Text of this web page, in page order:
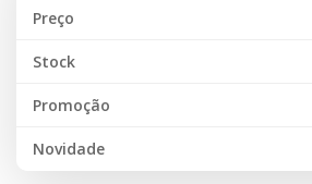
Preço
Stock
Promoção
Novidade